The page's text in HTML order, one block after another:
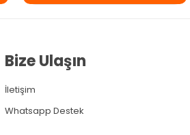
Bize Ulaşın
İletişim
Whatsapp Destek